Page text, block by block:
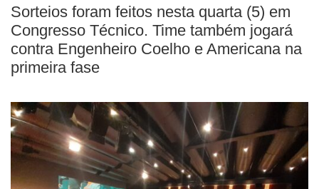
BUSCAR
Sorteios foram feitos nesta quarta (5) em
Congresso Técnico. Time também jogará
contra Engenheiro Coelho e Americana na
primeira fase